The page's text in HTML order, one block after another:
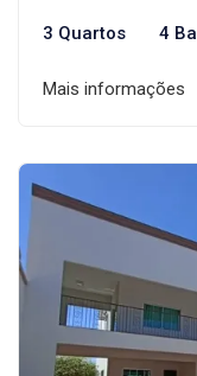
3 Quartos 4
Mais informações